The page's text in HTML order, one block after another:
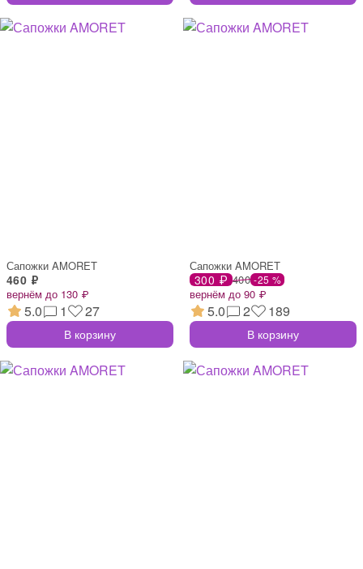
Сапожки AMORET
460 ₽
вернём до 130 ₽
5.0 1 27
В корзину
Сапожки AMORET
300 ₽ 400 -25 %
вернём до 90 ₽
5.0 2 189
В корзину